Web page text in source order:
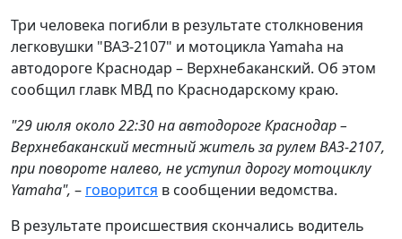
Три человека погибли в результате столкновения
легковушки "ВАЗ-2107" и мотоцикла Yamaha на
автодороге Краснодар – Верхнебаканский. Об этом
сообщил главк МВД по Краснодарскому краю.
"29 июля около 22:30 на автодороге Краснодар –
Верхнебаканский местный житель за рулем ВАЗ-2107,
при повороте налево, не уступил дорогу мотоциклу
Yamaha", – говорится в сообщении ведомства.
В результате происшествия скончались водитель